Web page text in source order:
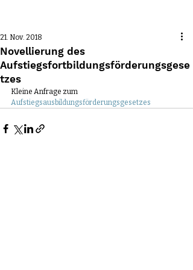
Novellierung des
Aufstiegsfortbildungsförderungsgese
tzes
21. Nov. 2018
Kleine Anfrage zum
Aufstiegsausbildungsförderungsgesetzes